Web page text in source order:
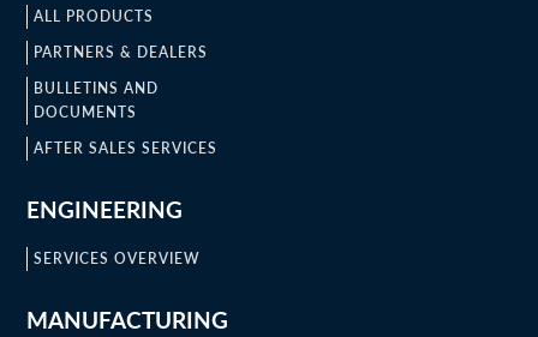
ALL PRODUCTS
PARTNERS & DEALERS
BULLETINS AND
DOCUMENTS
AFTER SALES SERVICES
ENGINEERING
SERVICES OVERVIEW
MANUFACTURING